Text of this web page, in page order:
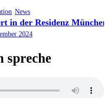
News
in der Residenz München
2024
spreche